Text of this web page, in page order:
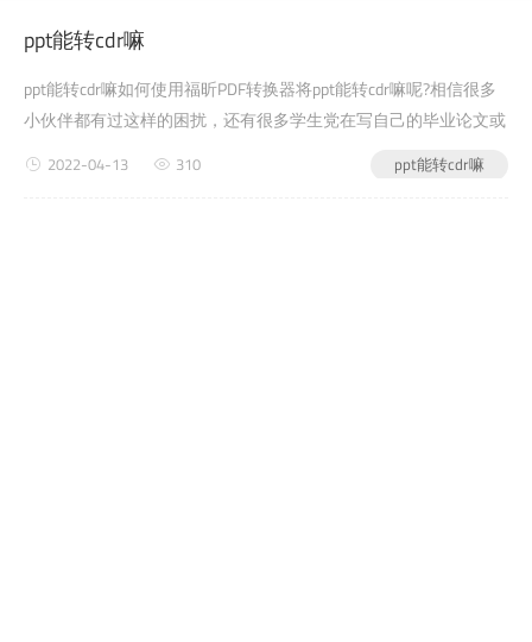
ppt能转cdr嘛
ppt能转cdr嘛如何使用福昕PDF转换器将ppt能转cdr嘛呢?相信很多
小伙伴都有过这样的困扰，还有很多学生党在写自己的毕业论文或
嘛的问题，没有关系，今天小编教给大家的就是如何使用福昕PDF
ppt能转cdr嘛
2022-04-13 310